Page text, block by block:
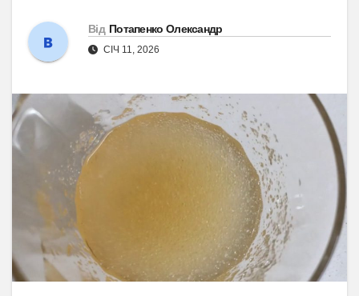
Від Потапенко Олександр
СІЧ 11, 2026